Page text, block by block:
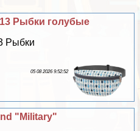
Рыбки гoлyбые
Рыбки
05 08 2026 9:52:52
"Military"